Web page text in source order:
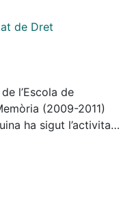
de Dret
l’Escola de
(2009-2011)
ha sigut l’activitat
i com aquesta s’ha
de postgrau. Tenint
de Postgrau publica